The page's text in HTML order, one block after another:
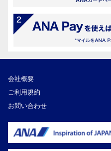
会社概要
ご利用規約
お問い合わせ